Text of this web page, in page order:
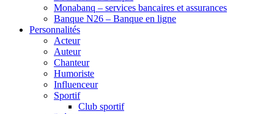
Monabanq – services bancaires et assurances
Banque N26 – Banque en ligne
Personnalités
Acteur
Auteur
Chanteur
Humoriste
Influenceur
Sportif
Club sportif